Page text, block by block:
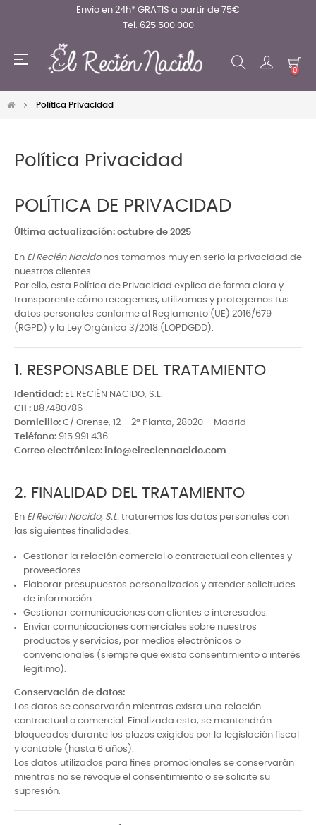
Envio en 24h* GRATIS a partir de 75€
Tel. 625 500 000
Navegación
☰
0
Política Privacidad
Política Privacidad
POLÍTICA DE PRIVACIDAD
Última actualización: octubre de 2025
En El Recién Nacidonos tomamos muy en serio la privacidad de
nuestros clientes.
Por ello, esta Política de Privacidad explica de forma clara y
transparente cómo recogemos, utilizamos y protegemos tus
datos personales conforme al Reglamento (UE) 2016/679
(RGPD) y la Ley Orgánica 3/2018 (LOPDGDD).
1. RESPONSABLE DEL TRATAMIENTO
Identidad: EL RECIÉN NACIDO, S.L.
CIF: B87480786
Domicilio: C/ Orense, 12 – 2ª Planta, 28020 – Madrid
Teléfono: 915 991 436
Correo electrónico: info@elreciennacido.com
2. FINALIDAD DEL TRATAMIENTO
En El Recién Nacido, S.L. trataremos los datos personales con
las siguientes finalidades:
Gestionar la relación comercial o contractual con clientes y
proveedores.
Elaborar presupuestos personalizados y atender solicitudes
de información.
Gestionar comunicaciones con clientes e interesados.
Enviar comunicaciones comerciales sobre nuestros
productos y servicios, por medios electrónicos o
convencionales (siempre que exista consentimiento o interés
legítimo).
Conservación de datos:
Los datos se conservarán mientras exista una relación
contractual o comercial. Finalizada esta, se mantendrán
bloqueados durante los plazos exigidos por la legislación fiscal
y contable (hasta 6 años).
Los datos utilizados para fines promocionales se conservarán
mientras no se revoque el consentimiento o se solicite su
supresión.